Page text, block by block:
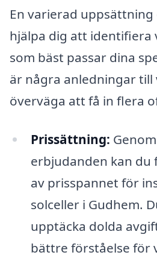
En varierad
hjälpa dig att identifiera
som bäst passar dina
är några anledningar
överväga att få in flera
Prissättning:
erbjudanden kan du
av prisspannet för
solceller i Gudhem.
upptäcka dolda
bättre förståelse för